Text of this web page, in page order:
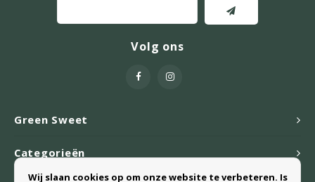
Green Sweet
Volg ons
Categorieën
Wij slaan cookies op om onze website te verbeteren. Is